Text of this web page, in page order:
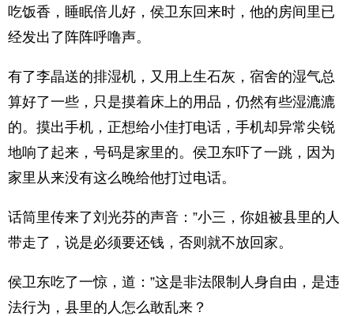
吃饭香，睡眠倍儿好，侯卫东回来时，他的房间里已
经发出了阵阵呼噜声。
有了李晶送的排湿机，又用上生石灰，宿舍的湿气总
算好了一些，只是摸着床上的用品，仍然有些湿漉漉
的。摸出手机，正想给小佳打电话，手机却异常尖锐
地响了起来，号码是家里的。侯卫东吓了一跳，因为
家里从来没有这么晚给他打过电话。
话筒里传来了刘光芬的声音：”小三，你姐被县里的人
带走了，说是必须要还钱，否则就不放回家。
侯卫东吃了一惊，道：”这是非法限制人身自由，是违
法行为，县里的人怎么敢乱来？